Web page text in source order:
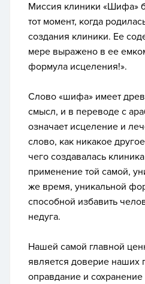
Миссия клиники «Шифа»
тот момент, когда
создания клиники. Ее
мере выражено в ее
формула исцеления!».
Слово «шифа» имеет
смысл, и в переводе с
означает исцеление и
слово, как никакое
чего создавалась
применение той самой,
же время, уникальной
способной избавить
недуга.
Нашей самой главной
является доверие наших
оправдание и